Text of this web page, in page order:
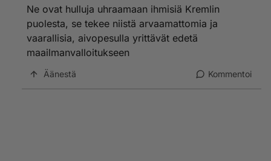
Ne ovat hulluja uhraamaan ihmisiä Kremlin
puolesta, se tekee niistä arvaamattomia ja
vaarallisia, aivopesulla yrittävät edetä
maailmanvalloitukseen
Äänestä Kommentoi